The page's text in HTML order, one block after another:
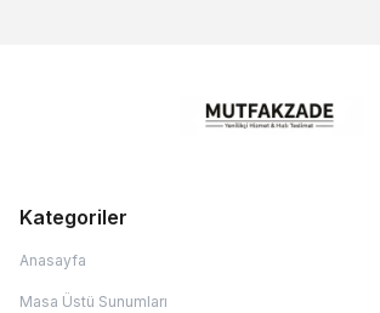
Kategoriler
Anasayfa
Masa Üstü Sunumları